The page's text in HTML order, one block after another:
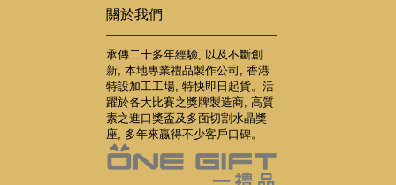
關於我們
承傳二十多年經驗, 以及不斷創
新, 本地專業禮品製作公司, 香港
特設加工工場, 特快即日起貨。活
躍於各大比賽之獎牌製造商, 高質
素之進口獎盃及多面切割水晶獎
座, 多年來贏得不少客戶口碑。